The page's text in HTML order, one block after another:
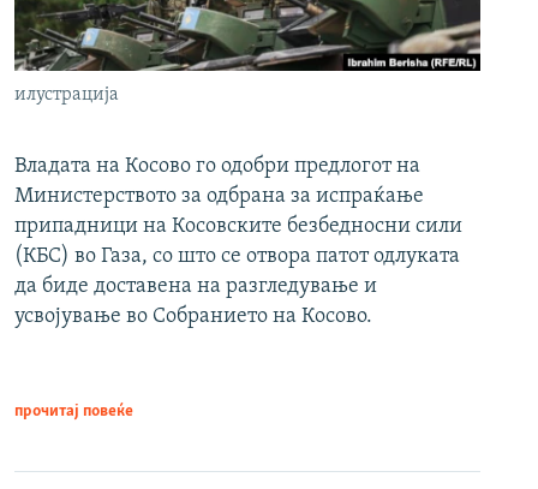
илустрација
Владата на Косово го одобри предлогот на
Министерството за одбрана за испраќање
припадници на Косовските безбедносни сили
(КБС) во Газа, со што се отвора патот одлуката
да биде доставена на разгледување и
усвојување во Собранието на Косово.
прочитај повеќе